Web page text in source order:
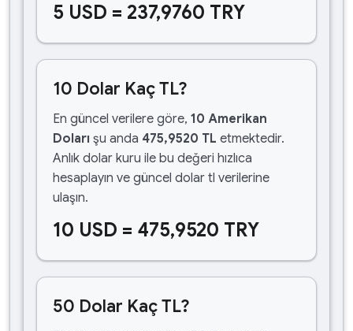
5 USD = 237,9760 TRY
10 Dolar Kaç TL?
En güncel verilere göre, 10 Amerikan
Doları şu anda 475,9520 TL etmektedir.
Anlık dolar kuru ile bu değeri hızlıca
hesaplayın ve güncel dolar tl verilerine
ulaşın.
10 USD = 475,9520 TRY
50 Dolar Kaç TL?